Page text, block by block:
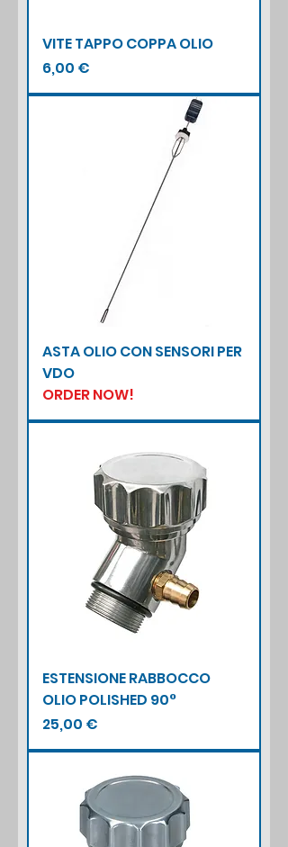
VITE TAPPO COPPA OLIO
Prezzo
6,00 €
ASTA OLIO CON SENSORI PER
VDO
ORDER NOW!
ESTENSIONE RABBOCCO
OLIO POLISHED 90°
Prezzo
25,00 €